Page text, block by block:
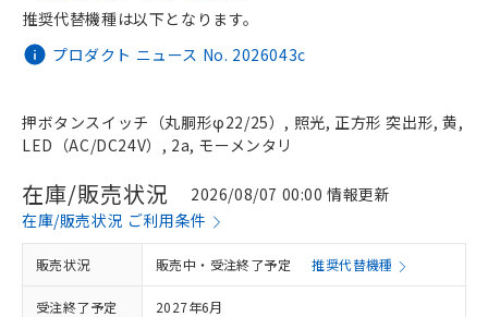
プロダクト ニュース No. 2026043c
推奨代替機種は以下となります。
押ボタンスイッチ（丸胴形φ22/25）, 照光, 正方形 突出形, 黄,
LED（AC/DC24V）, 2a, モーメンタリ
在庫/販売状況
2026/08/07 00:00 情報更新
在庫/販売状況 ご利用条件
販売状況 販売中・受注終了予定 推奨代替機種
受注終了予定 2027年6月